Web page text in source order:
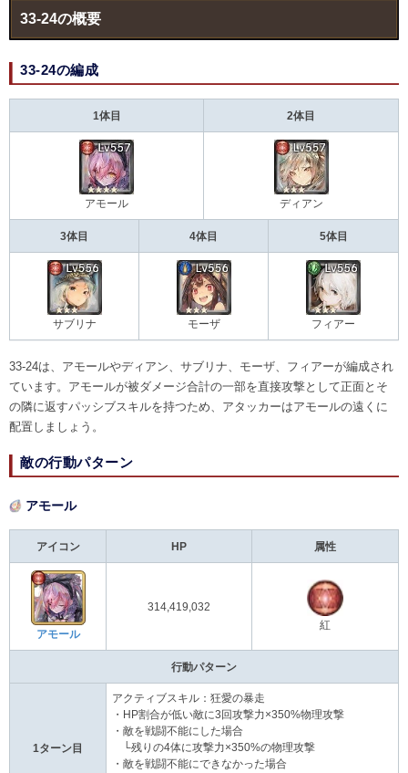
33-24の概要
33-24の編成
1体目 2体目
アモール ディアン
3体目 4体目 5体目
サブリナ モーザ フィアー
33-24は、アモールやディアン、サブリナ、モーザ、フィアーが編成され
ています。アモールが被ダメージ合計の一部を直接攻撃として正面とそ
の隣に返すパッシブスキルを持つため、アタッカーはアモールの遠くに
配置しましょう。
敵の行動パターン
アモール
アイコン HP 属性
アモール
314,419,032
紅
行動パターン
1ターン目
アクティブスキル：狂愛の暴走
・HP割合が低い敵に3回攻撃力×350%物理攻撃
・敵を戦闘不能にした場合
└残りの4体に攻撃力×350%の物理攻撃
・敵を戦闘不能にできなかった場合